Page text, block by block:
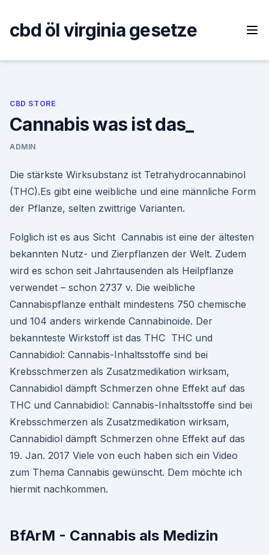
content
cbd öl virginia gesetze
CBD STORE
Cannabis was ist das_
ADMIN
Die stärkste Wirksubstanz ist Tetrahydrocannabinol
(THC).Es gibt eine weibliche und eine männliche Form
der Pflanze, selten zwittrige Varianten.
Folglich ist es aus Sicht Cannabis ist eine der ältesten
bekannten Nutz- und Zierpflanzen der Welt. Zudem
wird es schon seit Jahrtausenden als Heilpflanze
verwendet – schon 2737 v. Die weibliche
Cannabispflanze enthält mindestens 750 chemische
und 104 anders wirkende Cannabinoide. Der
bekannteste Wirkstoff ist das THC THC und
Cannabidiol: Cannabis-Inhaltsstoffe sind bei
Krebsschmerzen als Zusatzmedikation wirksam,
Cannabidiol dämpft Schmerzen ohne Effekt auf das
THC und Cannabidiol: Cannabis-Inhaltsstoffe sind bei
Krebsschmerzen als Zusatzmedikation wirksam,
Cannabidiol dämpft Schmerzen ohne Effekt auf das
19. Jan. 2017 Viele von euch haben sich ein Video
zum Thema Cannabis gewünscht. Dem möchte ich
hiermit nachkommen.
BfArM - Cannabis als Medizin